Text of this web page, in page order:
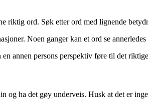
ord. Søk etter ord med lignende
Noen ganger kan et ord se
annen persons perspektiv føre til det
og ha det gøy underveis. Husk at det er